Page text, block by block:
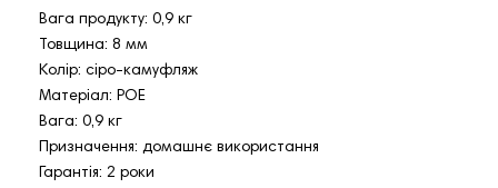
Вага продукту: 0,9 кг
Товщина: 8 мм
Колір: сіро-камуфляж
Матеріал: POE
Вага: 0,9 кг
Призначення: домашнє використання
Гарантія: 2 роки